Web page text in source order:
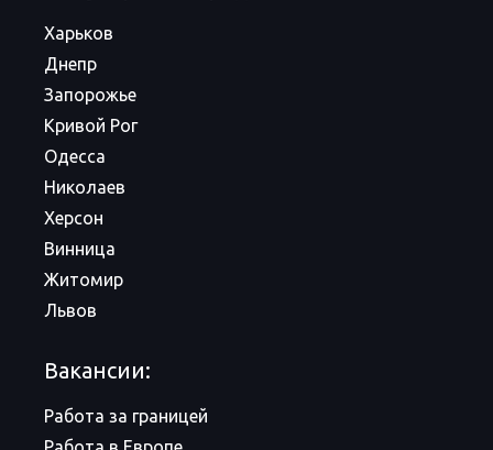
Харьков
Днепр
Запорожье
Кривой Рог
Одесса
Николаев
Херсон
Винница
Житомир
Львов
Вакансии:
Работа за границей